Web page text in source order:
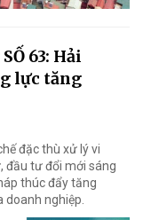
63: Hải
lực tăng
đặc thù xử lý vi
đầu tư đổi mới sáng
thúc đẩy tăng
doanh nghiệp.